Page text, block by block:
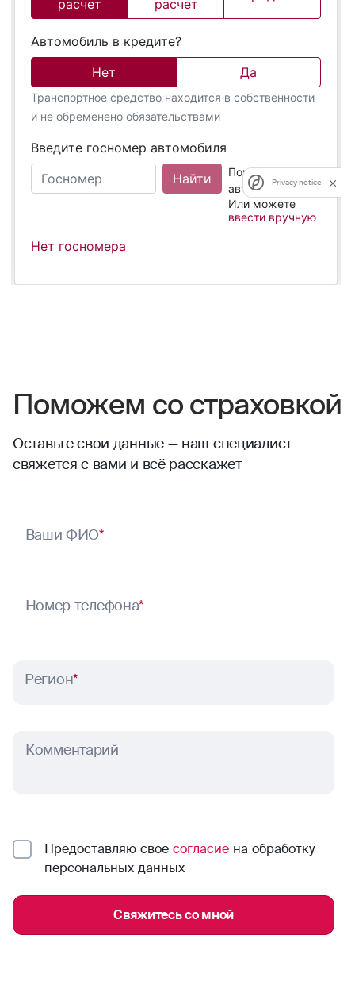
Поможем со страховкой
Оставьте свои данные — наш специалист
свяжется с вами и всё расскажет
Ваши ФИО*
Номер телефона*
Регион*
Комментарий
Предоставляю свое согласие на обработку
персональных данных
Свяжитесь со мной